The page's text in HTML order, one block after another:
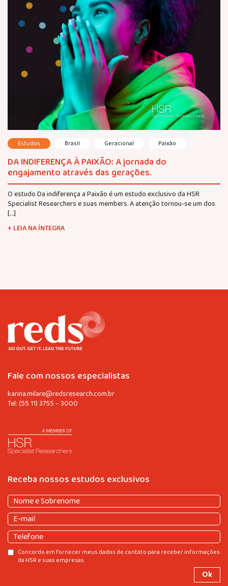
Estudos Brasil Geracional Paixão
DA INDIFERENÇA À PAIXÃO: A jornada do
engajamento através das gerações.
O estudo Da indiferença a Paixão é um estudo exclusivo da HSR
Specialist Researchers e suas members. A atenção tornou-se um dos
[…]
+ LEIA NA ÍNTEGRA
Fale com nossos especialistas
karina.milare@redsresearch.com.br
Tel:(55 11) 3755 – 3000
Receba nossos estudos exclusivos
Nome
e
Sobrenome(obrigatório)
Nome
e
Sobrenome
E-
mail(obrigatório)
Telefone
Consentir
Concordo em fornecer meus dados de contato para receber informações
da HSR e suas empresas.